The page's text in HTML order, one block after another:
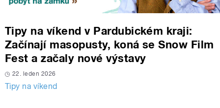
Tipy na víkend v Pardubickém kraji:
Začínají masopusty, koná se Snow Film
Fest a začaly nové výstavy
22. leden 2026
Tipy na víkend